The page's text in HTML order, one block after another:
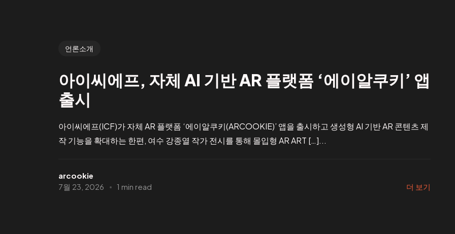
언론소개
아이씨에프, 자체 AI 기반 AR 플랫폼 ‘에이알쿠키’ 앱
출시
아이씨에프(ICF)가 자체 AR 플랫폼 ‘에이알쿠키(ARCOOKIE)’ 앱을 출시하고 생성형 AI 기반 AR 콘텐츠 제
작 기능을 확대하는 한편, 여수 강종열 작가 전시를 통해 몰입형 AR ART […]...
arcookie
7월 23, 2026
1 min read 더 보기